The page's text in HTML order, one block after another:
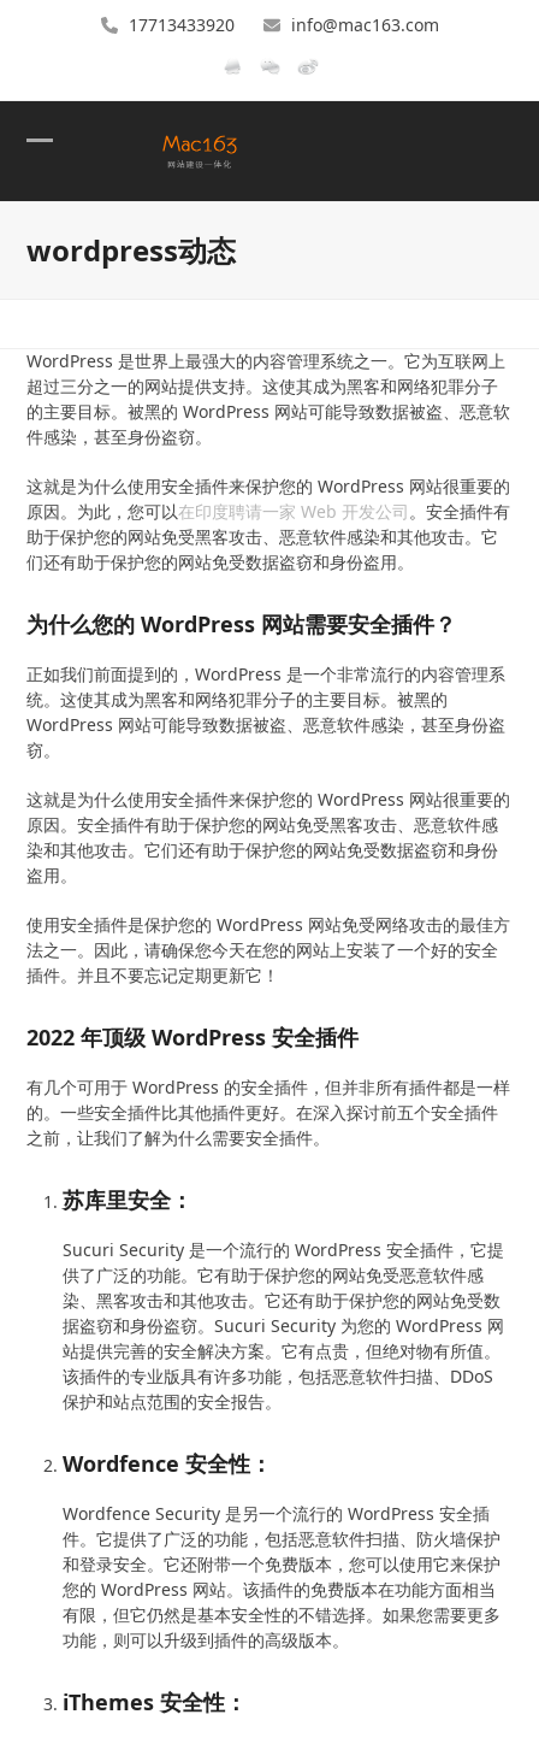
17713433920 info@mac163.com
mobile
menu
mobile
menu
wordpress动态
WordPress 是世界上最强大的内容管理系统之一。它为互联网上
超过三分之一的网站提供支持。这使其成为黑客和网络犯罪分子
的主要目标。被黑的 WordPress 网站可能导致数据被盗、恶意软
件感染，甚至身份盗窃。
这就是为什么使用安全插件来保护您的 WordPress 网站很重要的
原因。为此，您可以在印度聘请一家 Web 开发公司 。安全插件有
助于保护您的网站免受黑客攻击、恶意软件感染和其他攻击。它
们还有助于保护您的网站免受数据盗窃和身份盗用。
为什么您的 WordPress 网站需要安全插件？
正如我们前面提到的，WordPress 是一个非常流行的内容管理系
统。这使其成为黑客和网络犯罪分子的主要目标。被黑的
WordPress 网站可能导致数据被盗、恶意软件感染，甚至身份盗
窃。
这就是为什么使用安全插件来保护您的 WordPress 网站很重要的
原因。安全插件有助于保护您的网站免受黑客攻击、恶意软件感
染和其他攻击。它们还有助于保护您的网站免受数据盗窃和身份
盗用。
使用安全插件是保护您的 WordPress 网站免受网络攻击的最佳方
法之一。因此，请确保您今天在您的网站上安装了一个好的安全
插件。并且不要忘记定期更新它！
2022 年顶级 WordPress 安全插件
有几个可用于 WordPress 的安全插件，但并非所有插件都是一样
的。一些安全插件比其他插件更好。在深入探讨前五个安全插件
之前，让我们了解为什么需要安全插件。
苏库里安全：
Sucuri Security 是一个流行的 WordPress 安全插件，它提
供了广泛的功能。它有助于保护您的网站免受恶意软件感
染、黑客攻击和其他攻击。它还有助于保护您的网站免受数
据盗窃和身份盗窃。Sucuri Security 为您的 WordPress 网
站提供完善的安全解决方案。它有点贵，但绝对物有所值。
该插件的专业版具有许多功能，包括恶意软件扫描、DDoS
保护和站点范围的安全报告。
Wordfence 安全性：
Wordfence Security 是另一个流行的 WordPress 安全插
件。它提供了广泛的功能，包括恶意软件扫描、防火墙保护
和登录安全。它还附带一个免费版本，您可以使用它来保护
您的 WordPress 网站。该插件的免费版本在功能方面相当
有限，但它仍然是基本安全性的不错选择。如果您需要更多
功能，则可以升级到插件的高级版本。
iThemes 安全性：